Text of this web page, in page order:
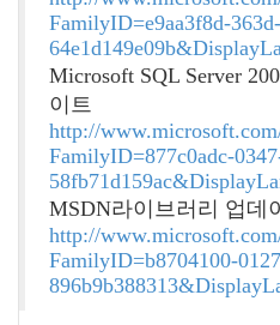
FamilyID=e9aa3f8d-
Microsoft SQL Server
이트
http://
FamilyID=877c0adc-
MSDN라이브러리 업데
http://
FamilyID=b8704100-